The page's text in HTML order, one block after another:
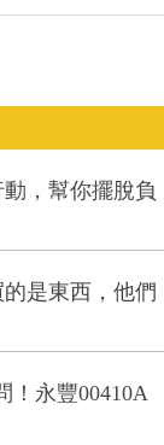
，幫你擺脫負
是東西，他們
！永豐00410A